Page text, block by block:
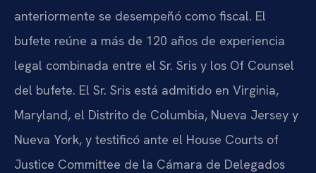
anteriormente se desempeñó como fiscal. El
bufete reúne a más de 120 años de experiencia
legal combinada entre el Sr. Sris y los Of Counsel
del bufete. El Sr. Sris está admitido en Virginia,
Maryland, el Distrito de Columbia, Nueva Jersey y
Nueva York, y testificó ante el House Courts of
Justice Committee de la Cámara de Delegados